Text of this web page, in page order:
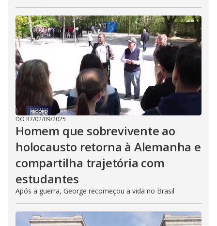
DO R7/02/09/2025
Homem que sobrevivente ao
holocausto retorna à Alemanha e
compartilha trajetória com
estudantes
Após a guerra, George recomeçou a vida no Brasil